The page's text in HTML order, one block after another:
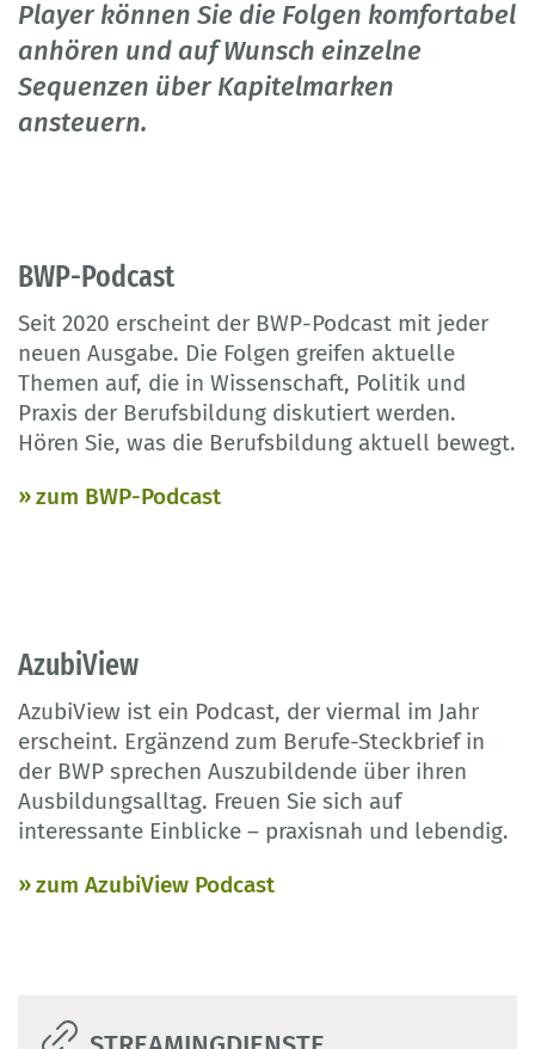
Player können Sie die Folgen komfortabel
anhören und auf Wunsch einzelne
Sequenzen über Kapitelmarken
ansteuern.
BWP-Podcast
Seit 2020 erscheint der BWP-Podcast mit jeder
neuen Ausgabe. Die Folgen greifen aktuelle
Themen auf, die in Wissenschaft, Politik und
Praxis der Berufsbildung diskutiert werden.
Hören Sie, was die Berufsbildung aktuell bewegt.
zum BWP-Podcast
AzubiView
AzubiView ist ein Podcast, der viermal im Jahr
erscheint. Ergänzend zum Berufe-Steckbrief in
der BWP sprechen Auszubildende über ihren
Ausbildungsalltag. Freuen Sie sich auf
interessante Einblicke – praxisnah und lebendig.
zum AzubiView Podcast